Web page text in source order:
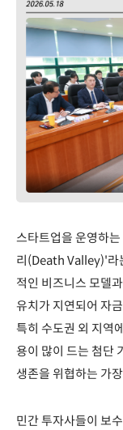
스타트업을 운영하
리(Death Valley)'라
적인 비즈니스 모델
유치가 지연되어 자
특히 수도권 외 지역
용이 많이 드는 첨단
생존을 위협하는 가
민간 투자사들이 보